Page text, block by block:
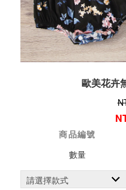
歐美花卉
商品編號
數量